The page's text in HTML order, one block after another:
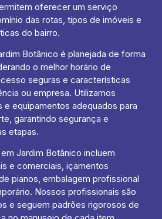
oferecer um serviço
das rotas, tipos de imóveis e
do bairro.
Botânico é planejada de forma
o melhor horário de
seguras e características
ou empresa. Utilizamos
e equipamentos adequados para
garantindo segurança e
etapas.
Jardim Botânico incluem
e comerciais, içamentos
pianos, embalagem profissional
Nossos profissionais são
e seguem padrões rigorosos de